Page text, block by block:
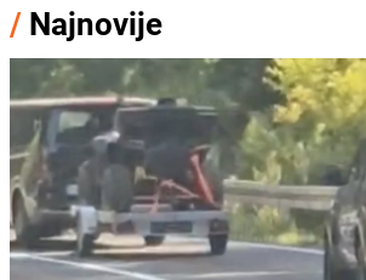
/ Najnovije